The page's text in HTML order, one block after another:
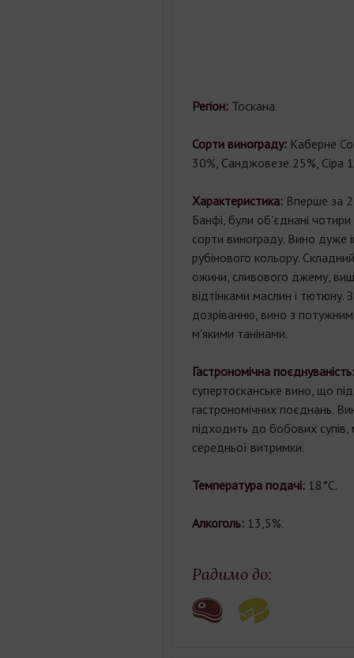
Регіон: Тоскана.
Сорти винограду:Каберне
30%, Санджовезе 25%, Сіра
Характеристика: Вперше за
Банфі, були об'єднані
сорти винограду. Вино дуже
рубінового кольору.
ожини, сливового джему,
відтінками маслин і тютюну.
дозріванню, вино з потужним
м'якими танінами.
Гастрономічна поєднуваність:
супертосканське вино, що
гастрономічних поєднань.
підходить до бобових супів,
середньої витримки.
Температура подачі: 18°С.
Алкоголь: 13,5%.
Радимо до: